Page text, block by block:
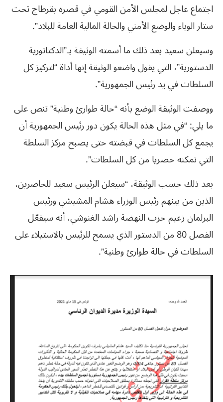
اجتماع عاجل لمجلس الأمن القومي في قصره بقرطاج تحت
ستار الوباء والوضع الأمني والحالة المالية العامة للبلاد”.
وسيعلن سعيد بعد ذلك ما أسمته الوثيقة بـ”الدكتاتورية
الدستورية”، التي يقول واضعو الوثيقة إنها أداة “لتركيز كل
السلطات في يد رئيس الجمهورية”.
ووصفت الوثيقة الوضع بأنه “حالة طوارئ وطنية” تنص على
ما يلي: “في مثل هذه الحالة يكون دور رئيس الجمهورية أن
يجمع كل السلطات في قبضته حتى يصبح مركز السلطة
التي تمكنه حصريا من كل السلطات”.
بعد ذلك حسب الوثيقة، “سيعلن الرئيس سعيد للحاضرين،
الذين من بينهم رئيس الوزراء هشام المشيشي ورئيس
البرلمان زعيم حزب النهضة راشد الغنوشي، أنه سيفعّل
الفصل 80 من الدستور الذي يسمح للرئيس بالاستيلاء على
السلطات في حالة طوارئ وطنية”.